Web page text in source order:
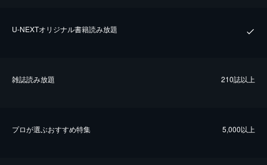
U-NEXTオリジナル書籍読み放題
雑誌読み放題 210誌以上
プロが選ぶおすすめ特集 5,000以上